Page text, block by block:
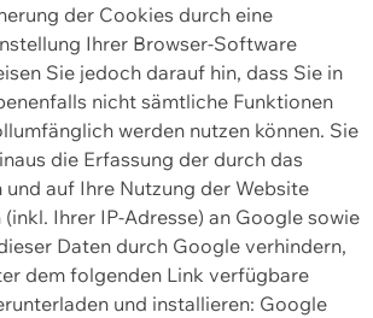
der Cookies durch eine
Ihrer Browser-Software
Sie jedoch darauf hin, dass Sie in
nicht sämtliche Funktionen
werden nutzen können. Sie
die Erfassung der durch das
auf Ihre Nutzung der Website
Ihrer IP-Adresse) an Google sowie
Daten durch Google verhindern,
dem folgenden Link verfügbare
und installieren: Google